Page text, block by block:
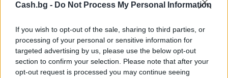
Cash.bg - Do Not Process My Personal Information
If you wish to opt-out of the sale, sharing to third parties, or
processing of your personal or sensitive information for
targeted advertising by us, please use the below opt-out
section to confirm your selection. Please note that after your
opt-out request is processed you may continue seeing